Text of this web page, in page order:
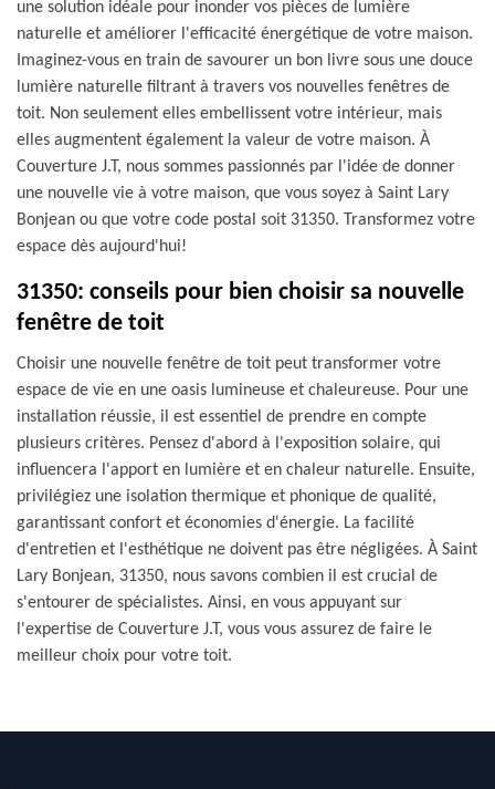
une solution idéale pour inonder vos pièces de lumière
naturelle et améliorer l'efficacité énergétique de votre maison.
Imaginez-vous en train de savourer un bon livre sous une douce
lumière naturelle filtrant à travers vos nouvelles fenêtres de
toit. Non seulement elles embellissent votre intérieur, mais
elles augmentent également la valeur de votre maison. À
Couverture J.T, nous sommes passionnés par l'idée de donner
une nouvelle vie à votre maison, que vous soyez à Saint Lary
Bonjean ou que votre code postal soit 31350. Transformez votre
espace dès aujourd'hui!
31350: conseils pour bien choisir sa nouvelle
fenêtre de toit
Choisir une nouvelle fenêtre de toit peut transformer votre
espace de vie en une oasis lumineuse et chaleureuse. Pour une
installation réussie, il est essentiel de prendre en compte
plusieurs critères. Pensez d'abord à l'exposition solaire, qui
influencera l'apport en lumière et en chaleur naturelle. Ensuite,
privilégiez une isolation thermique et phonique de qualité,
garantissant confort et économies d'énergie. La facilité
d'entretien et l'esthétique ne doivent pas être négligées. À Saint
Lary Bonjean, 31350, nous savons combien il est crucial de
s'entourer de spécialistes. Ainsi, en vous appuyant sur
l'expertise de Couverture J.T, vous vous assurez de faire le
meilleur choix pour votre toit.